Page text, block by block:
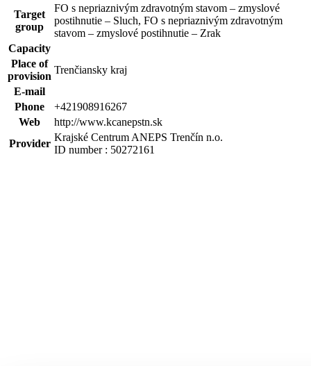
Target
group
FO s nepriaznivým zdravotným stavom – zmyslové
postihnutie – Sluch, FO s nepriaznivým zdravotným
stavom – zmyslové postihnutie – Zrak
Capacity
Place of
provision
Trenčiansky kraj
E-mail
Phone
+421908916267
Web
http://www.kcanepstn.sk
Provider
Krajské Centrum ANEPS Trenčín n.o.
ID number : 50272161